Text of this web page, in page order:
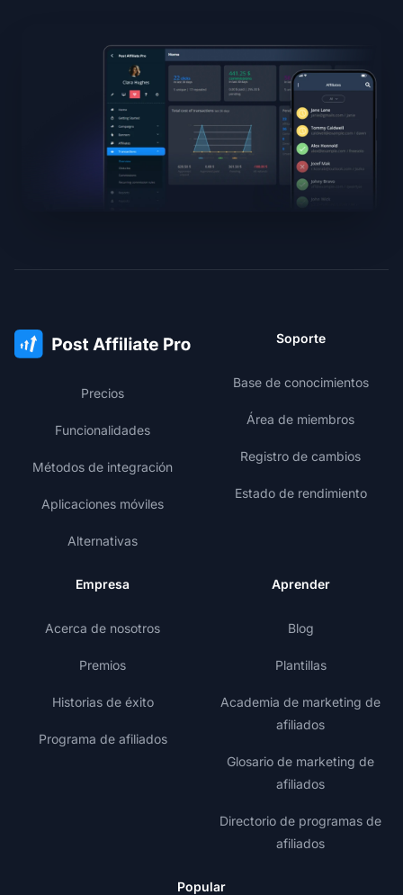
Precios
Funcionalidades
Métodos de integración
Aplicaciones móviles
Alternativas
Soporte
Base de conocimientos
Área de miembros
Registro de cambios
Estado de rendimiento
Empresa
Acerca de nosotros
Premios
Historias de éxito
Programa de afiliados
Aprender
Blog
Plantillas
Academia de marketing de
afiliados
Glosario de marketing de
afiliados
Directorio de programas de
afiliados
Popular